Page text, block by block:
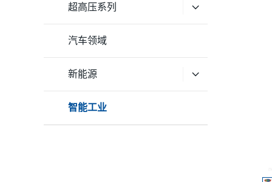
超高压系列
汽车领域
新能源
智能工业